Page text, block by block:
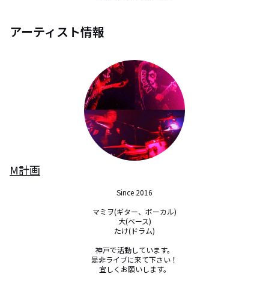
アーティスト情報
M計画
Since 2016
マミヲ(ギター、ボーカル)
大(ベース)
たけ(ドラム)
神戸で活動しています。
是非ライブに来て下さい！
宜しくお願いします。